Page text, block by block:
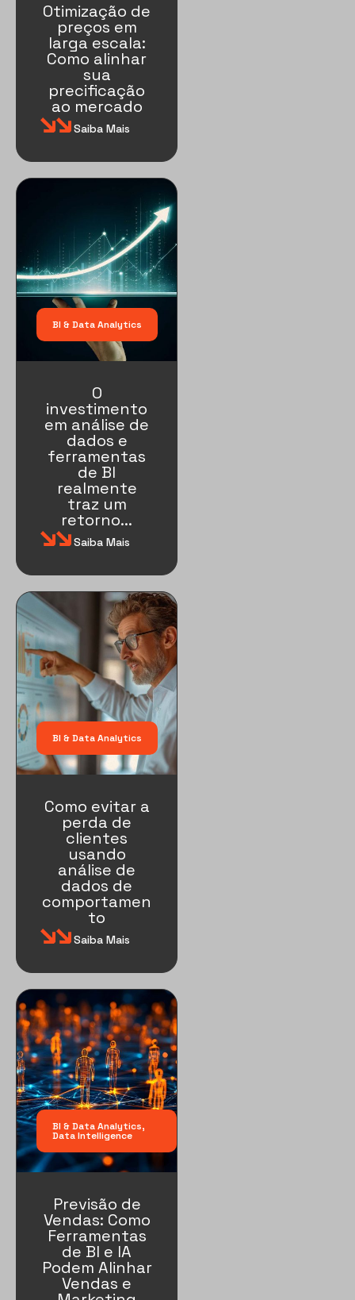
Otimização de
preços em
larga escala:
Como alinhar
sua
precificação
ao mercado
Saiba Mais
BI & Data Analytics
O
investimento
em análise de
dados e
ferramentas
de BI
realmente
traz um
retorno...
Saiba Mais
BI & Data Analytics
Como evitar a
perda de
clientes
usando
análise de
dados de
comportamen
to
Saiba Mais
BI & Data Analytics,
Data Intelligence
Previsão de
Vendas: Como
Ferramentas
de BI e IA
Podem Alinhar
Vendas e